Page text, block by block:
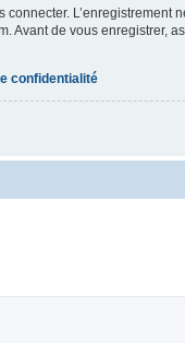
connecter.
Avant de vous enregistrer,
confidentialité